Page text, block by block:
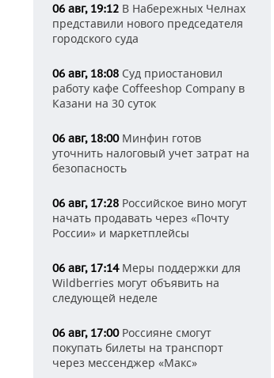
06 авг, 19:12 В Набережных Челнах
представили нового председателя
городского суда
06 авг, 18:08 Суд приостановил
работу кафе Coffeeshop Company в
Казани на 30 суток
06 авг, 18:00Минфин готов
уточнить налоговый учет затрат на
безопасность
06 авг, 17:28 Российское вино могут
начать продавать через «Почту
России» и маркетплейсы
06 авг, 17:14Меры поддержки для
Wildberries могут объявить на
следующей неделе
06 авг, 17:00Россияне смогут
покупать билеты на транспорт
через мессенджер «Макс»